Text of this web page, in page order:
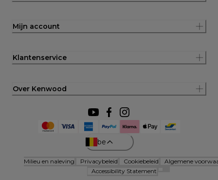
Mijn account
Klantenservice
Over Kenwood
be
Milieu en naleving Privacybeleid Cookiebeleid
Algemene
Accessibility Statement